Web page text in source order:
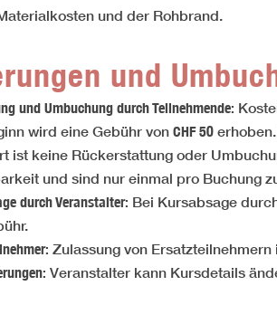
und der Rohbrand.
und
und Umbuchung durch Teilnehmende:
wird eine Gebühr vonCHF 50
ist keine Rückerstattung oder
und sind nur einmal pro Buchung
durch Veranstalter: Bei Kursabsage
Zulassung von Ersatzteilnehmern
Veranstalter kann Kursdetails